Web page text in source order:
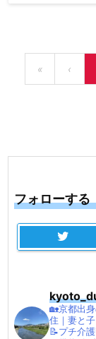
« ‹
フォローする
🏡京都出
住｜妻と
📝プチ介